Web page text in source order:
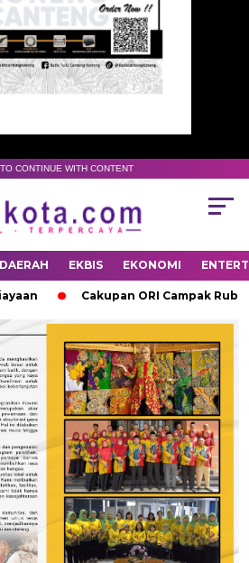
CONTINUE WITH CONTENT
DAERAH EKBIS EKONOMI
Cakupan ORI Campak Rubela